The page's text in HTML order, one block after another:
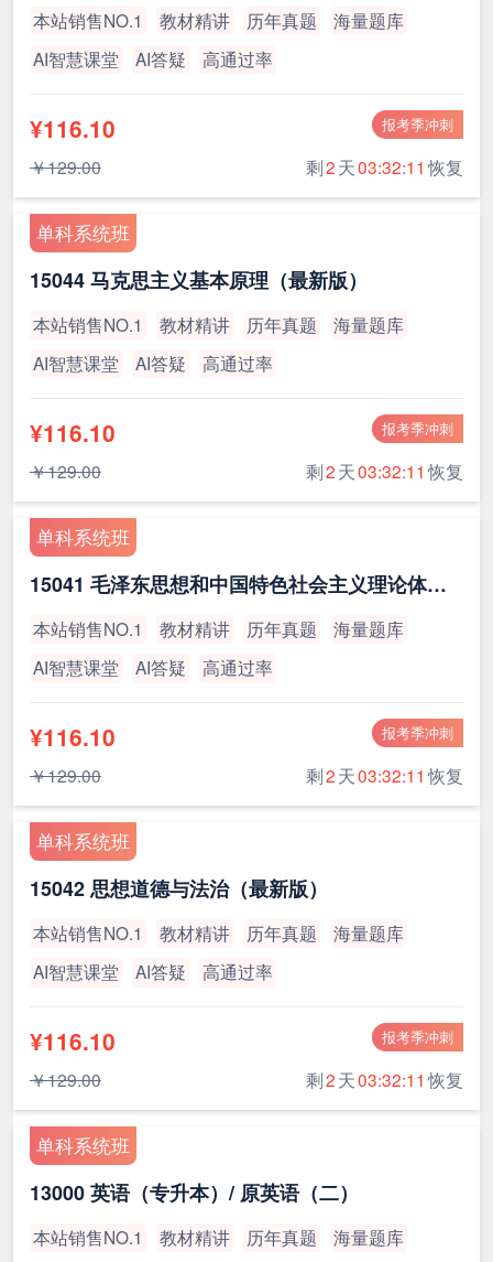
本站销售NO.1 教材精讲 历年真题
海量题库
AI智慧课堂
AI答疑 高通过率
报考季冲刺
¥116.10
￥129.00 剩2天03:32:11 恢复
单科系统班
15044 马克思主义基本原理（最新版）
本站销售NO.1 教材精讲 历年真题
海量题库
AI智慧课堂
AI答疑 高通过率
报考季冲刺
¥116.10
￥129.00 剩2天03:32:11 恢复
单科系统班
15041 毛泽东思想和中国特色社会主义理论体系概论（最新版）
本站销售NO.1 教材精讲 历年真题
海量题库
AI智慧课堂
AI答疑 高通过率
报考季冲刺
¥116.10
￥129.00 剩2天03:32:11 恢复
单科系统班
15042 思想道德与法治（最新版）
本站销售NO.1 教材精讲 历年真题
海量题库
AI智慧课堂
AI答疑 高通过率
报考季冲刺
¥116.10
￥129.00 剩2天03:32:11 恢复
单科系统班
13000 英语（专升本）/ 原英语（二）
本站销售NO.1 教材精讲 历年真题
海量题库